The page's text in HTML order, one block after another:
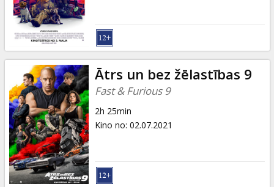
Ātrs un bez žēlastības 9
Fast & Furious 9
2h 25min
Kino no: 02.07.2021